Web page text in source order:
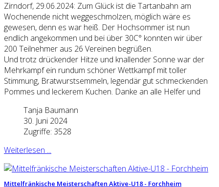
Zirndorf, 29.06.2024: Zum Glück ist die Tartanbahn am
Wochenende nicht weggeschmolzen, möglich wäre es
gewesen, denn es war heiß. Der Hochsommer ist nun
endlich angekommen und bei über 30C° konnten wir über
200 Teilnehmer aus 26 Vereinen begrüßen.
Und trotz drückender Hitze und knallender Sonne war der
Mehrkampf ein rundum schöner Wettkampf mit toller
Stimmung, Bratwurstsemmeln, legendär gut schmeckenden
Pommes und leckerem Kuchen. Danke an alle Helfer und
Tanja Baumann
30. Juni 2024
Zugriffe: 3528
Weiterlesen ...
Mittelfränkische Meisterschaften Aktive-U18 - Forchheim